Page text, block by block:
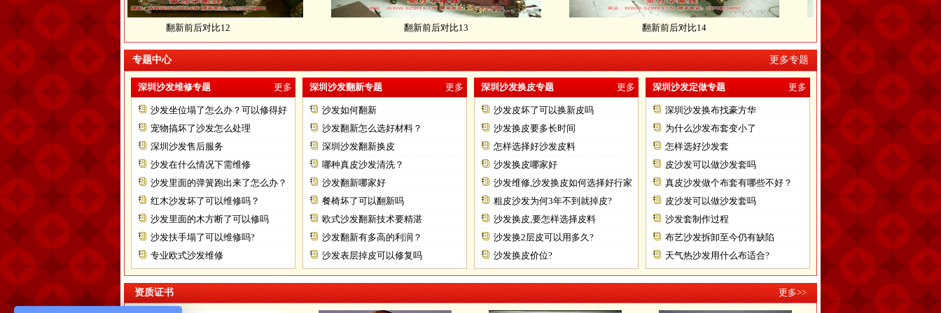
翻新前后对比12 翻新前后对比13 翻新前后对比14 翻新前后对比15
专题中心 更多专题
深圳沙发维修专题 更多
沙发坐位塌了怎么办？可以修得好
不？
宠物搞坏了沙发怎么处理
深圳沙发售后服务
沙发在什么情况下需维修
沙发里面的弹簧跑出来了怎么办？
红木沙发坏了可以维修吗？
沙发里面的木方断了可以修吗
沙发扶手塌了可以维修吗?
专业欧式沙发维修
深圳沙发翻新专题 更多
沙发如何翻新
沙发翻新怎么选好材料？
深圳沙发翻新换皮
哪种真皮沙发清洗？
沙发翻新哪家好
餐椅坏了可以翻新吗
欧式沙发翻新技术要精湛
沙发翻新有多高的利润？
沙发表层掉皮可以修复吗
深圳沙发换皮专题 更多
沙发皮坏了可以换新皮吗
沙发换皮要多长时间
怎样选择好沙发皮料
沙发换皮哪家好
沙发维修,沙发换皮如何选择好行家
粗皮沙发为何3年不到就掉皮?
沙发换皮,要怎样选择皮料
沙发换2层皮可以用多久?
沙发换皮价位?
深圳沙发定做专题 更多
深圳沙发换布找豪方华
为什么沙发布套变小了
怎样选好沙发套
皮沙发可以做沙发套吗
真皮沙发做个布套有哪些不好？
皮沙发可以做沙发套吗
沙发套制作过程
布艺沙发拆卸至今仍有缺陷
天气热沙发用什么布适合?
资质证书 更多>>